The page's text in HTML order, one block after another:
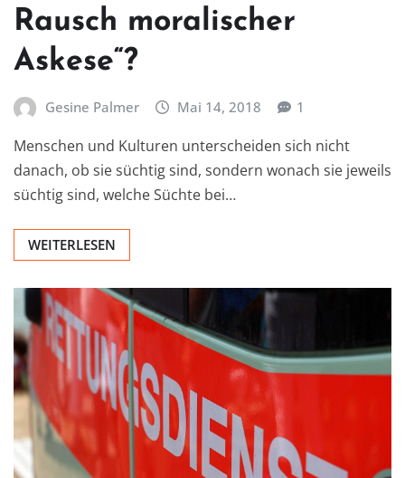
Rausch moralischer
Askese“?
Gesine Palmer Mai 14, 2018 1
Menschen und Kulturen unterscheiden sich nicht
danach, ob sie süchtig sind, sondern wonach sie jeweils
süchtig sind, welche Süchte bei…
WEITERLESEN